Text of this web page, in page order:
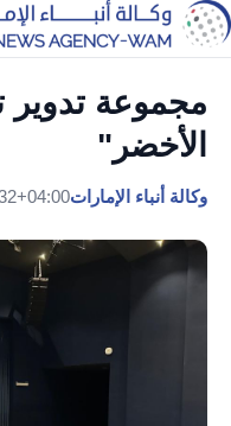
مجموعة تدوير
الأخضر"
وكالة أنباء الإمارات